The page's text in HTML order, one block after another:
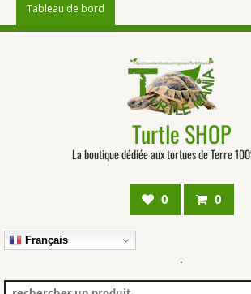
Tableau de bord
Turtle SHOP
La boutique dédiée aux tortues de Terre
0 0
Français
.